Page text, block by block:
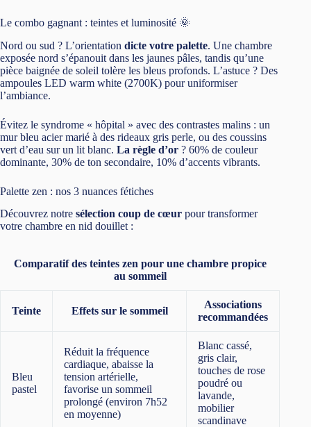
Le combo gagnant : teintes et luminosité 🌞
Nord ou sud ? L’orientation dicte votre palette. Une chambre
exposée nord s’épanouit dans les jaunes pâles, tandis qu’une
pièce baignée de soleil tolère les bleus profonds. L’astuce ? Des
ampoules LED warm white (2700K) pour uniformiser
l’ambiance.
Évitez le syndrome « hôpital » avec des contrastes malins : un
mur bleu acier marié à des rideaux gris perle, ou des coussins
vert d’eau sur un lit blanc. La règle d’or ? 60% de couleur
dominante, 30% de ton secondaire, 10% d’accents vibrants.
Palette zen : nos 3 nuances fétiches
Découvrez notre sélection coup de cœur pour transformer
votre chambre en nid douillet :
Comparatif des teintes zen pour une chambre propice
au sommeil
Teinte Effets sur le sommeil
Associations
recommandées
Bleu
pastel
Réduit la fréquence
cardiaque, abaisse la
tension artérielle,
favorise un sommeil
prolongé (environ 7h52
en moyenne)
Blanc cassé,
gris clair,
touches de rose
poudré ou
lavande,
mobilier
scandinave